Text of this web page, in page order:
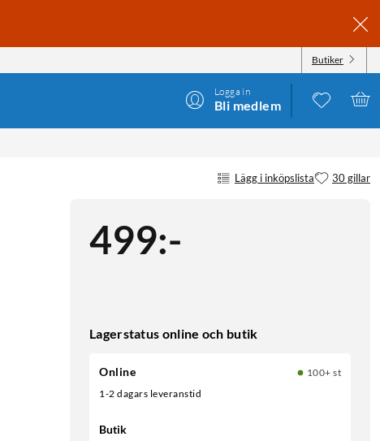
Butiker
Logga in
Bli medlem
Lägg i inköpslista 30 gillar
499:-
Lagerstatus online och butik
Online
100+ st
1-2 dagars leveranstid
Butik